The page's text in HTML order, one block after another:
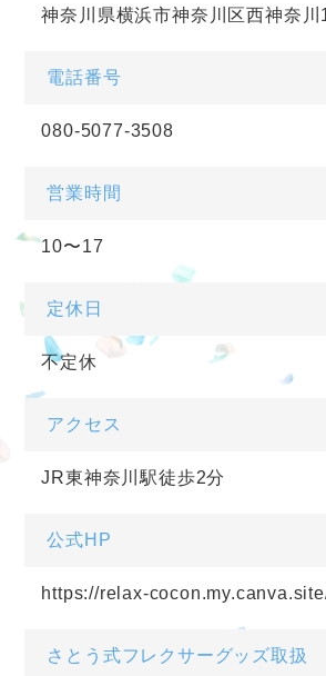
神奈川県横浜市神奈川区西神奈川
電話番号
080-5077-3508
営業時間
10〜17
定休日
不定休
アクセス
JR東神奈川駅徒歩2分
公式HP
https://relax-
さとう式フレクサーグッズ取扱